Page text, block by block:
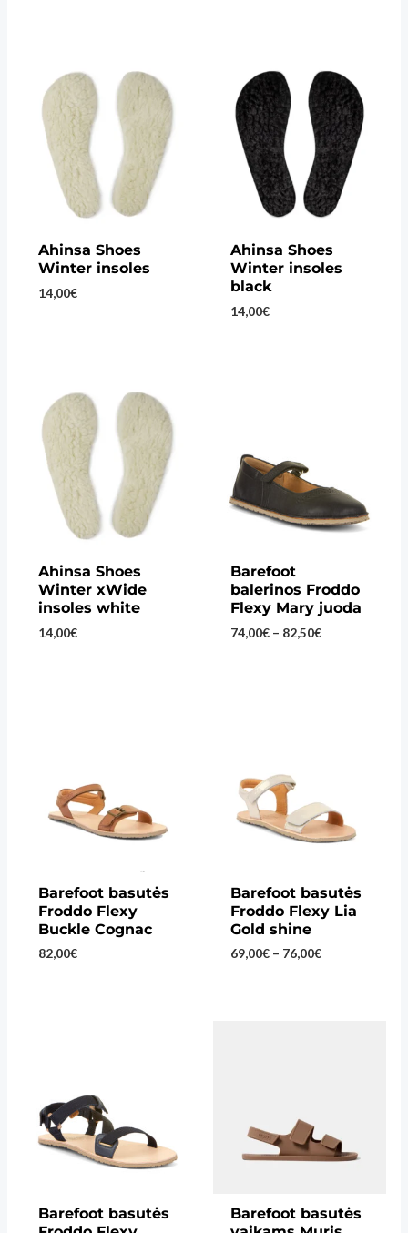
Ahinsa Shoes
Winter insoles
14,00€
Ahinsa Shoes
Winter insoles
black
14,00€
Ahinsa Shoes
Winter xWide
insoles white
14,00€
Barefoot
balerinos Froddo
Flexy Mary juoda
74,00€ – 82,50€Price
Barefoot basutės
Froddo Flexy
Buckle Cognac
82,00€
Barefoot basutės
Froddo Flexy Lia
Gold shine
69,00€ – 76,00€Price
Barefoot basutės
Barefoot basutės